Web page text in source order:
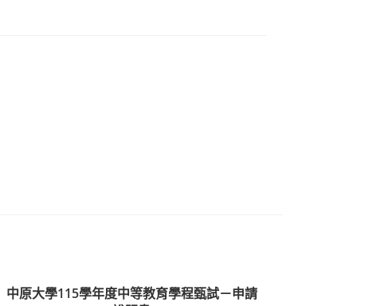
中原大學115學年度中等教育學程甄試－申請